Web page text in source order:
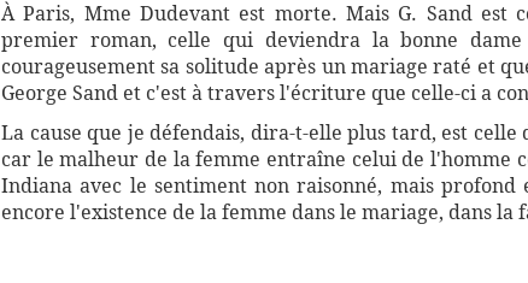
À Paris, Mme Dudevant est morte. Mais G. Sand
premier roman, celle qui deviendra la bonne
courageusement sa solitude après un mariage raté et
George Sand et c'est à travers l'écriture que celle-ci a
La cause que je défendais, dira-t-elle plus tard, est
car le malheur de la femme entraîne celui de l'homme
Indiana avec le sentiment non raisonné, mais
encore l'existence de la femme dans le mariage, dans la